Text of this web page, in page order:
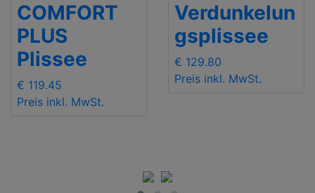
COMFORT
PLUS
Plissee
€ 119.45
Preis inkl. MwSt.
Verdunkelun
gsplissee
€ 129.80
Preis inkl. MwSt.